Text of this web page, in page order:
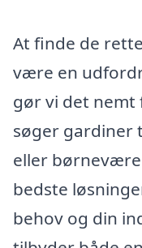
At finde de
være en
gør vi det nemt
søger gardiner
eller
bedste
behov og din